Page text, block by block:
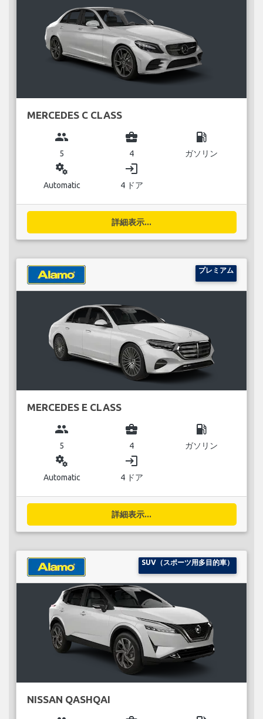
MERCEDES C CLASS
group
5
business_center
4
local_gas_station
ガソリン
miscellaneous_services
Automatic
login
4 ドア
詳細表示...
プレミアム
MERCEDES E CLASS
group
5
business_center
4
local_gas_station
ガソリン
miscellaneous_services
Automatic
login
4 ドア
詳細表示...
SUV（スポーツ用多目的車）
NISSAN QASHQAI